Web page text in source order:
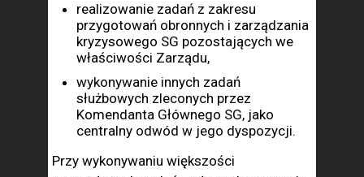
realizowanie zadań z zakresu
przygotowań obronnych i zarządzania
kryzysowego SG pozostających we
właściwości Zarządu,
wykonywanie innych zadań
służbowych zleconych przez
Komendanta Głównego SG, jako
centralny odwód w jego dyspozycji.
Przy wykonywaniu większości